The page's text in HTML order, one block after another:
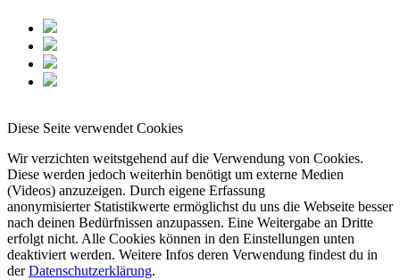
Diese Seite verwendet Cookies
Wir verzichten weitstgehend auf die Verwendung von Cookies.
Diese werden jedoch weiterhin benötigt um externe Medien
(Videos) anzuzeigen. Durch eigene Erfassung
anonymisierter Statistikwerte ermöglichst du uns die Webseite besser
nach deinen Bedürfnissen anzupassen. Eine Weitergabe an Dritte
erfolgt nicht. Alle Cookies können in den Einstellungen unten
deaktiviert werden. Weitere Infos deren Verwendung findest du in
derDatenschutzerklärung.